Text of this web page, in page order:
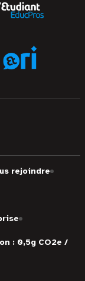
rejoindre
: 0,5g CO2e /